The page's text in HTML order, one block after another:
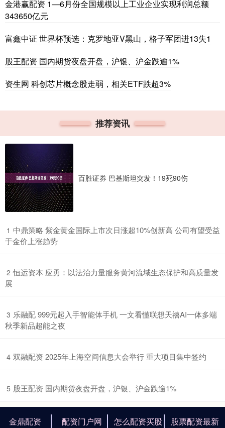
金港赢配资 1—6月份全国规模以上工业企业实现利润总额
343650亿元
富鑫中证 世界杯预选：克罗地亚V黑山，格子军团进13失1
股王配资 国内期货夜盘开盘，沪银、沪金跌逾1%
资生网 科创芯片概念股走弱，相关ETF跌超3%
推荐资讯
百胜证券 巴基斯坦突发！19死90伤
1 ​中鼎策略 紫金黄金国际上市次日涨超10%创新高 公司有望受益
于金价上涨趋势
2 ​恒运资本 应勇：以法治力量服务黄河流域生态保护和高质量发
展
3 ​乐融配 999元起入手智能体手机 一文看懂联想天禧AI一体多端
秋季新品超能之夜
4 ​双融配资 2025年上海空间信息大会举行 重大项目集中签约
5 ​股王配资 国内期货夜盘开盘，沪银、沪金跌逾1%
金鼎配资 配资门户网
怎么配资买股
股票配资最新